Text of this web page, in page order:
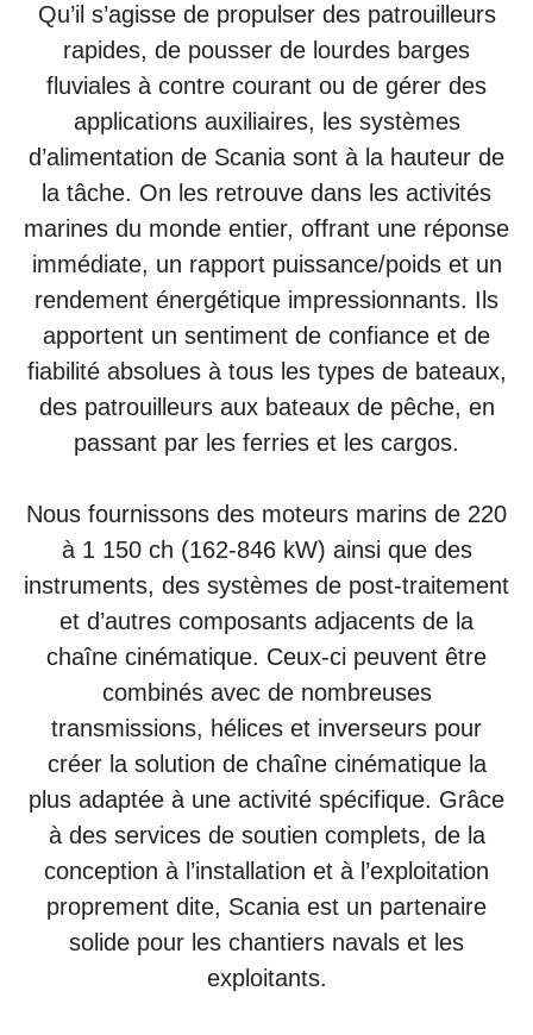
Qu’il s’agisse de propulser des patrouilleurs
rapides, de pousser de lourdes barges
fluviales à contre courant ou de gérer des
applications auxiliaires, les systèmes
d’alimentation de Scania sont à la hauteur de
la tâche. On les retrouve dans les activités
marines du monde entier, offrant une réponse
immédiate, un rapport puissance/poids et un
rendement énergétique impressionnants. Ils
apportent un sentiment de confiance et de
fiabilité absolues à tous les types de bateaux,
des patrouilleurs aux bateaux de pêche, en
passant par les ferries et les cargos.
Nous fournissons des moteurs marins de 220
à 1 150 ch (162-846 kW) ainsi que des
instruments, des systèmes de post-traitement
et d’autres composants adjacents de la
chaîne cinématique. Ceux-ci peuvent être
combinés avec de nombreuses
transmissions, hélices et inverseurs pour
créer la solution de chaîne cinématique la
plus adaptée à une activité spécifique. Grâce
à des services de soutien complets, de la
conception à l’installation et à l’exploitation
proprement dite, Scania est un partenaire
solide pour les chantiers navals et les
exploitants.